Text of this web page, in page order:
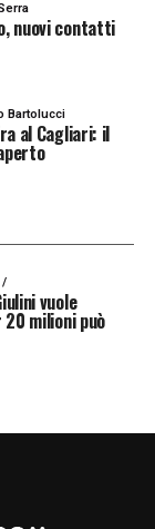
nuovi contatti
Bartolucci
al Cagliari: il
vuole
milioni può